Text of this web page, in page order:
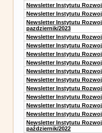
Newsletter Instytutu
Newsletter Instytutu
Newsletter Instytutu
pazdziernik/2023
Newsletter Instytutu
Newsletter Instytutu
Newsletter Instytutu
Newsletter Instytutu
Newsletter Instytutu
Newsletter Instytutu
Newsletter Instytutu
Newsletter Instytutu
Newsletter Instytutu
Newsletter Instytutu
Newsletter Instytutu
październik/2022